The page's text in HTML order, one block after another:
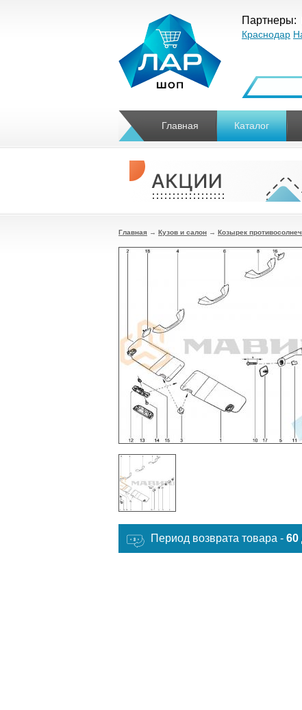
Партнеры:
Краснодар
Главная Каталог
Главная → Кузов и салон → Козырек
Период возврата товара - 60